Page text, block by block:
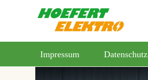
Impressum Datenschutz